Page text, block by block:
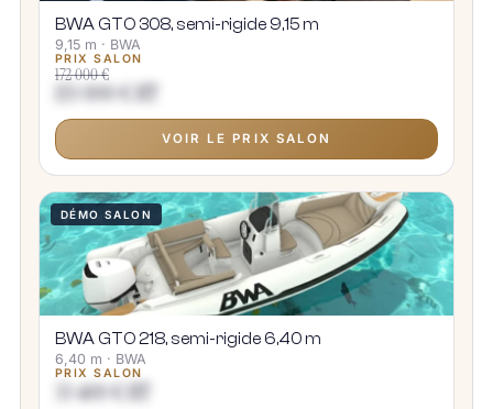
BWA GTO 308, semi-rigide 9,15 m
9,15 m · BWA
PRIX SALON
172 000 €
153 000 € HT
VOIR LE PRIX SALON
DÉMO SALON
BWA GTO 218, semi-rigide 6,40 m
6,40 m · BWA
PRIX SALON
33 400 € HT